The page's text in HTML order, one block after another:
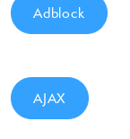
Adblock
AJAX